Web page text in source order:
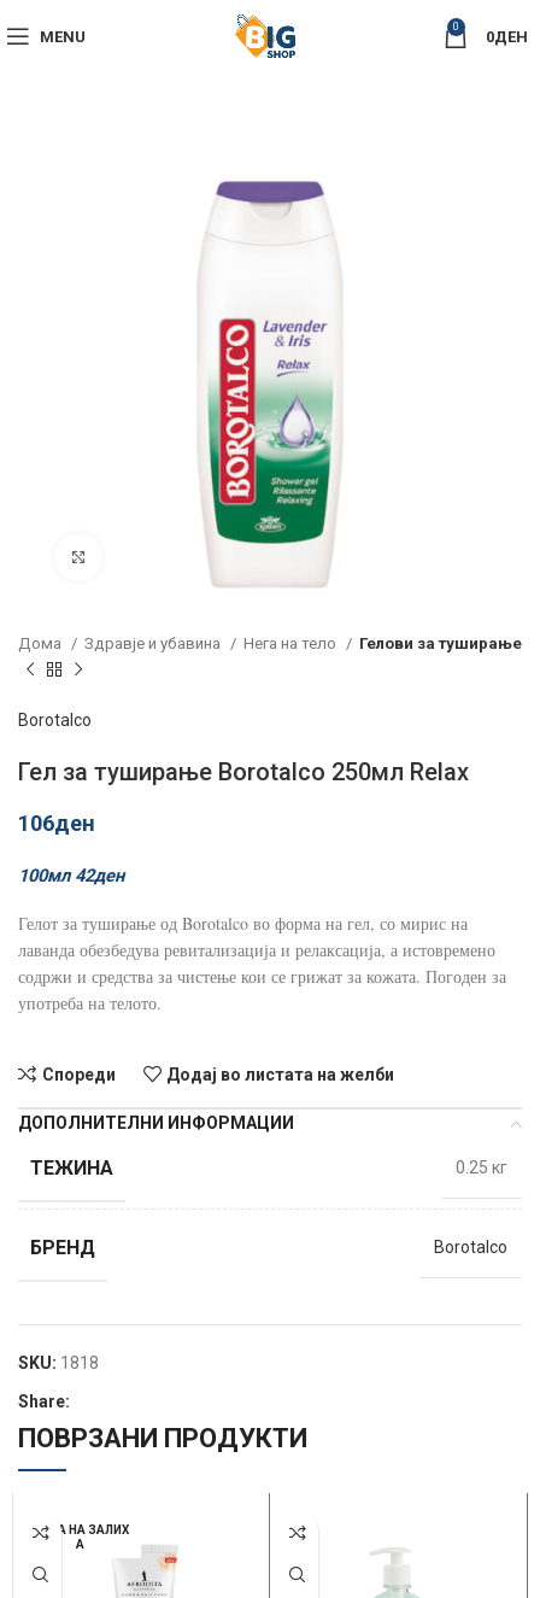
MENU
0
0ДЕН
Дома Здравје и убавина Нега на тело Гелови за туширање
Borotalco
Гел за туширање Borotalco 250мл Relax
106ден
100мл 42ден
Гелот за туширање од Borotalco во форма на гел, со мирис на
лаванда обезбедува ревитализација и релаксација, а истовремено
содржи и средства за чистење кои се грижат за кожата. Погоден за
употреба на телото.
Спореди Додај во листата на желби
ДОПОЛНИТЕЛНИ ИНФОРМАЦИИ
ТЕЖИНА 0.25 кг
БРЕНД Borotalco
SKU: 1818
Share:
ПОВРЗАНИ ПРОДУКТИ
НЕМА НА ЗАЛИХ
А